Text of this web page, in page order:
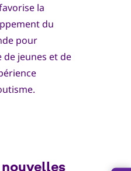
la
du
pour
jeunes et de